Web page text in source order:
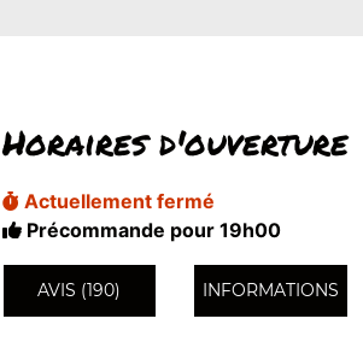
Horaires d'ouverture
Actuellement fermé
Précommande pour 19h00
AVIS (190) INFORMATIONS